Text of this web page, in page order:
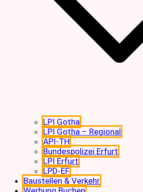
LPI Gotha
LPI Gotha – Regional
API-TH
Bundespolizei Erfurt
LPI Erfurt
LPD-EF
Baustellen & Verkehr